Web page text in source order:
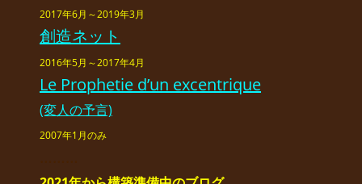
2017年6月～2019年3月
創造ネット
2016年5月～2017年4月
Le Prophetie d’un excentrique
(変人の予言)
2007年1月のみ